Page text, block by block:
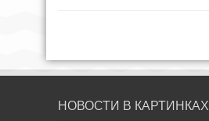
НОВОСТИ В КАРТИНКАХ